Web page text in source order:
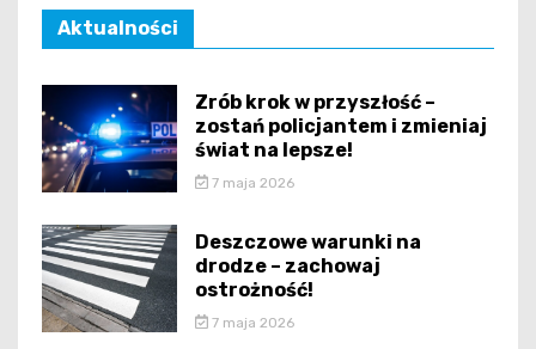
Aktualności
Zrób krok w przyszłość –
zostań policjantem i zmieniaj
świat na lepsze!
7 maja 2026
Deszczowe warunki na
drodze – zachowaj
ostrożność!
7 maja 2026